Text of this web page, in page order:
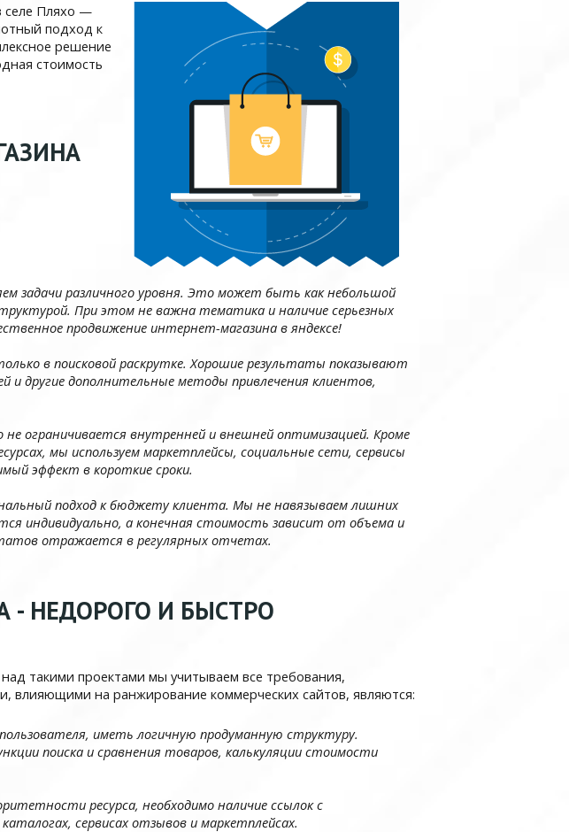
селе Пляхо —
подход к
решение
стоимость
задачи различного уровня. Это может быть как небольшой
При этом не важна тематика и наличие серьезных
продвижение интернет-магазина в яндексе!
в поисковой раскрутке. Хорошие результаты показывают
другие дополнительные методы привлечения клиентов,
ограничивается внутренней и внешней оптимизацией. Кроме
мы используем маркетплейсы, социальные сети, сервисы
эффект в короткие сроки.
подход к бюджету клиента. Мы не навязываем лишних
индивидуально, а конечная стоимость зависит от объема и
отражается в регулярных отчетах.
- НЕДОРОГО И БЫСТРО
такими проектами мы учитываем все требования,
влияющими на ранжирование коммерческих сайтов, являются:
иметь логичную продуманную структуру.
поиска и сравнения товаров, калькуляции стоимости
ресурса, необходимо наличие ссылок с
сервисах отзывов и маркетплейсах.